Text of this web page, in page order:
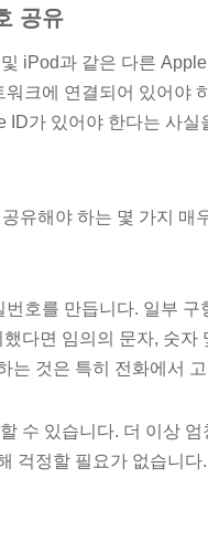
공유
iPod과 같은 다른
크에 연결되어 있어야
ID가 있어야 한다는 사실
유해야 하는 몇 가지 매
호를 만듭니다. 일부 구
다면 임의의 문자, 숫
는 것은 특히 전화에서
수 있습니다. 더 이상
걱정할 필요가 없습니다.